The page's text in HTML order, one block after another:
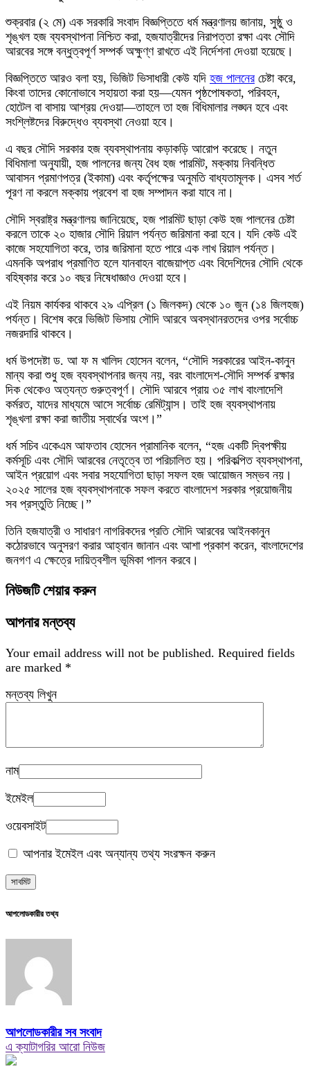
শুক্রবার (২ মে) এক সরকারি সংবাদ বিজ্ঞপ্তিতে ধর্ম মন্ত্রণালয় জানায়, সুষ্ঠু ও
শৃঙ্খল হজ ব্যবস্থাপনা নিশ্চিত করা, হজযাত্রীদের নিরাপত্তা রক্ষা এবং সৌদি
আরবের সঙ্গে বন্ধুত্বপূর্ণ সম্পর্ক অক্ষুণ্ণ রাখতে এই নির্দেশনা দেওয়া হয়েছে।
বিজ্ঞপ্তিতে আরও বলা হয়, ভিজিট ভিসাধারী কেউ যদি হজ পালনেরচেষ্টা করে,
কিংবা তাদের কোনোভাবে সহায়তা করা হয়—যেমন পৃষ্ঠপোষকতা, পরিবহন,
হোটেল বা বাসায় আশ্রয় দেওয়া—তাহলে তা হজ বিধিমালার লঙ্ঘন হবে এবং
সংশ্লিষ্টদের বিরুদ্ধেও ব্যবস্থা নেওয়া হবে।
এ বছর সৌদি সরকার হজ ব্যবস্থাপনায় কড়াকড়ি আরোপ করেছে। নতুন
বিধিমালা অনুযায়ী, হজ পালনের জন্য বৈধ হজ পারমিট, মক্কায় নিবন্ধিত
আবাসন প্রমাণপত্র (ইকামা) এবং কর্তৃপক্ষের অনুমতি বাধ্যতামূলক। এসব শর্ত
পূরণ না করলে মক্কায় প্রবেশ বা হজ সম্পাদন করা যাবে না।
সৌদি স্বরাষ্ট্র মন্ত্রণালয় জানিয়েছে, হজ পারমিট ছাড়া কেউ হজ পালনের চেষ্টা
করলে তাকে ২০ হাজার সৌদি রিয়াল পর্যন্ত জরিমানা করা হবে। যদি কেউ এই
কাজে সহযোগিতা করে, তার জরিমানা হতে পারে এক লাখ রিয়াল পর্যন্ত।
এমনকি অপরাধ প্রমাণিত হলে যানবাহন বাজেয়াপ্ত এবং বিদেশিদের সৌদি থেকে
বহিষ্কার করে ১০ বছর নিষেধাজ্ঞাও দেওয়া হবে।
এই নিয়ম কার্যকর থাকবে ২৯ এপ্রিল (১ জিলকদ) থেকে ১০ জুন (১৪ জিলহজ)
পর্যন্ত। বিশেষ করে ভিজিট ভিসায় সৌদি আরবে অবস্থানরতদের ওপর সর্বোচ্চ
নজরদারি থাকবে।
ধর্ম উপদেষ্টা ড. আ ফ ম খালিদ হোসেন বলেন, “সৌদি সরকারের আইন-কানুন
মান্য করা শুধু হজ ব্যবস্থাপনার জন্য নয়, বরং বাংলাদেশ-সৌদি সম্পর্ক রক্ষার
দিক থেকেও অত্যন্ত গুরুত্বপূর্ণ। সৌদি আরবে প্রায় ৩৫ লাখ বাংলাদেশি
কর্মরত, যাদের মাধ্যমে আসে সর্বোচ্চ রেমিট্যান্স। তাই হজ ব্যবস্থাপনায়
শৃঙ্খলা রক্ষা করা জাতীয় স্বার্থের অংশ।”
ধর্ম সচিব একেএম আফতাব হোসেন প্রামানিক বলেন, “হজ একটি দ্বিপক্ষীয়
কর্মসূচি এবং সৌদি আরবের নেতৃত্বে তা পরিচালিত হয়। পরিকল্পিত ব্যবস্থাপনা,
আইন প্রয়োগ এবং সবার সহযোগিতা ছাড়া সফল হজ আয়োজন সম্ভব নয়।
২০২৫ সালের হজ ব্যবস্থাপনাকে সফল করতে বাংলাদেশ সরকার প্রয়োজনীয়
সব প্রস্তুতি নিচ্ছে।”
তিনি হজযাত্রী ও সাধারণ নাগরিকদের প্রতি সৌদি আরবের আইনকানুন
কঠোরভাবে অনুসরণ করার আহ্বান জানান এবং আশা প্রকাশ করেন, বাংলাদেশের
জনগণ এ ক্ষেত্রে দায়িত্বশীল ভূমিকা পালন করবে।
নিউজটি শেয়ার করুন
আপনার মন্তব্য
Your email address will not be published. Required fields
are marked *
মন্তব্য লিখুন
নাম
ইমেইল
ওয়েবসাইট
আপনার ইমেইল এবং অন্যান্য তথ্য সংরক্ষন করুন
আপলোডকারীর তথ্য
আপলোডকারীর সব সংবাদ
এ ক্যাটাগরির আরো নিউজ